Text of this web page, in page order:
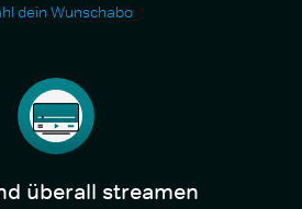
dein Wunschabo
überall streamen